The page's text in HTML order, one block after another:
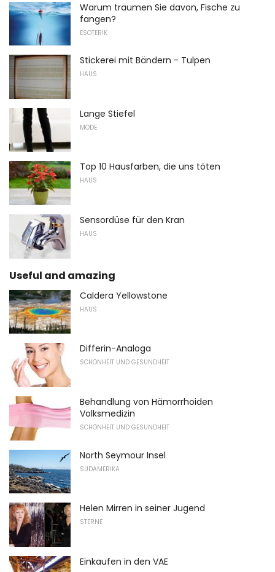
Warum träumen Sie davon, Fische zu
fangen?
ESOTERIK
Stickerei mit Bändern - Tulpen
HAUS
Lange Stiefel
MODE
Top 10 Hausfarben, die uns töten
HAUS
Sensordüse für den Kran
HAUS
Useful and amazing
Caldera Yellowstone
HAUS
Differin-Analoga
SCHÖNHEIT UND GESUNDHEIT
Behandlung von Hämorrhoiden
Volksmedizin
SCHÖNHEIT UND GESUNDHEIT
North Seymour Insel
SÜDAMERIKA
Helen Mirren in seiner Jugend
STERNE
Einkaufen in den VAE